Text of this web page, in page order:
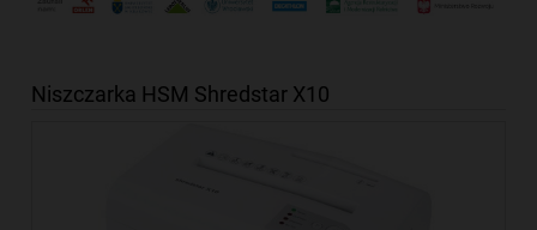
Niszczarka HSM Shredstar X10